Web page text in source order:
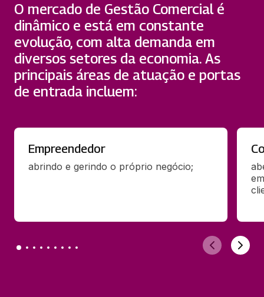
O mercado de Gestão Comercial é
dinâmico e está em constante
evolução, com alta demanda em
diversos setores da economia. As
principais áreas de atuação e portas
de entrada incluem:
Empreendedor
abrindo e gerindo o próprio negócio;